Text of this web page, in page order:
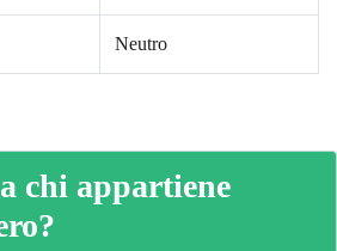
Neutro
chi appartiene